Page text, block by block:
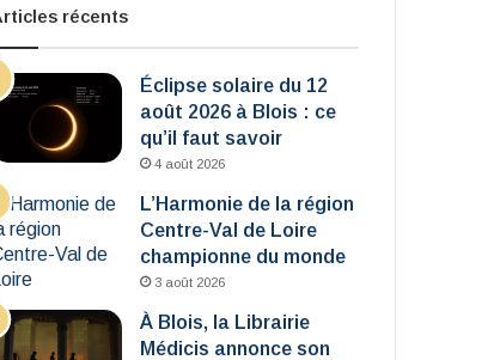
récents
Éclipse solaire du 12
août 2026 à Blois : ce
qu’il faut savoir
4 août 2026
L’Harmonie de la région
Centre-Val de Loire
championne du monde
3 août 2026
À Blois, la Librairie
Médicis annonce son